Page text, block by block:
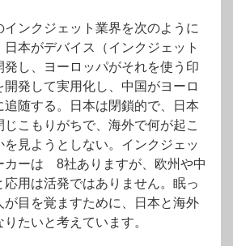
インクジェット業界を次のように
日本がデバイス（インクジェット
発し、ヨーロッパがそれを使う印
開発して実用化し、中国がヨーロ
追随する。日本は閉鎖的で、日本
じこもりがちで、海外で何が起こ
を見ようとしない。インクジェッ
カーは 8社ありますが、欧州や中
応用は活発ではありません。眠っ
が目を覚ますために、日本と海外
たいと考えています。